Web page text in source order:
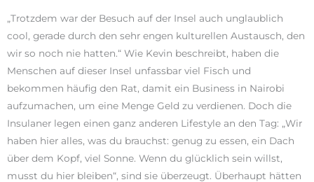
„Trotzdem war der Besuch auf der Insel auch unglaublich
cool, gerade durch den sehr engen kulturellen Austausch, den
wir so noch nie hatten.“ Wie Kevin beschreibt, haben die
Menschen auf dieser Insel unfassbar viel Fisch und
bekommen häufig den Rat, damit ein Business in Nairobi
aufzumachen, um eine Menge Geld zu verdienen. Doch die
Insulaner legen einen ganz anderen Lifestyle an den Tag: „Wir
haben hier alles, was du brauchst: genug zu essen, ein Dach
über dem Kopf, viel Sonne. Wenn du glücklich sein willst,
musst du hier bleiben“, sind sie überzeugt. Überhaupt hätten